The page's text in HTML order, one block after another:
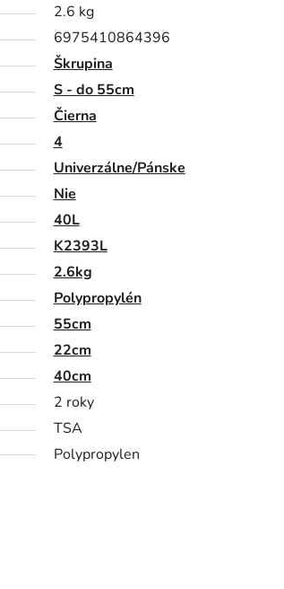
2.6 kg
6975410864396
Škrupina
S - do 55cm
Čierna
4
Univerzálne/Pánske
Nie
40L
K2393L
2.6kg
Polypropylén
55cm
22cm
40cm
2 roky
TSA
Polypropylen